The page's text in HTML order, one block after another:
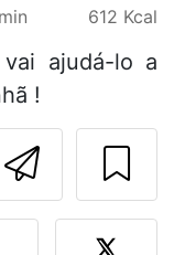
612 Kcal
ajudá-lo a
!
o autor